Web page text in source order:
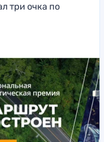
три очка по